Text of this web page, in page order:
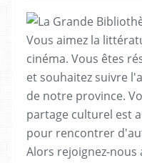
Vous aimez la
cinéma. Vous êtes
et souhaitez suivre
de notre province.
partage culturel est
pour rencontrer
Alors rejoignez-nous